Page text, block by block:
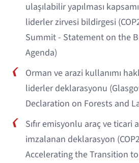
ulaşılabilir yapılması
liderler zirvesi bildirgesi
Summit - Statement on the
Agenda)
Orman ve arazi kullanımı
liderler deklarasyonu
Declaration on Forests and
Sıfır emisyonlu araç ve ticari
imzalanan deklarasyon
Accelerating the Transition